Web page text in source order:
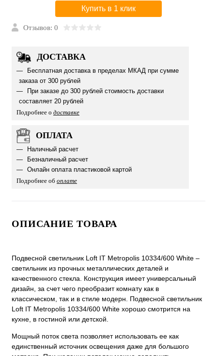
Купить в 1 клик
Отзывов: 0
ДОСТАВКА
Бесплатная доставка в пределах МКАД при сумме
заказа от 300 рублей
При заказе до 300 рублей стоимость доставки
составляет 20 рублей
Подробнее о доставке
ОПЛАТА
Наличный расчет
Безналичный расчет
Онлайн оплата пластиковой картой
Подробнее об оплате
ОПИСАНИЕ ТОВАРА
Подвесной светильник Loft IT Metropolis 10334/600 White –
светильник из прочных металлических деталей и
качественного стекла. Конструкция имеет универсальный
дизайн, за счет чего преобразит комнату как в
классическом, так и в стиле модерн. Подвесной светильник
Loft IT Metropolis 10334/600 White хорошо смотрится на
кухне, в гостиной или детской.
Мощный поток света позволяет использовать ее как
единственный источник освещения даже для большого